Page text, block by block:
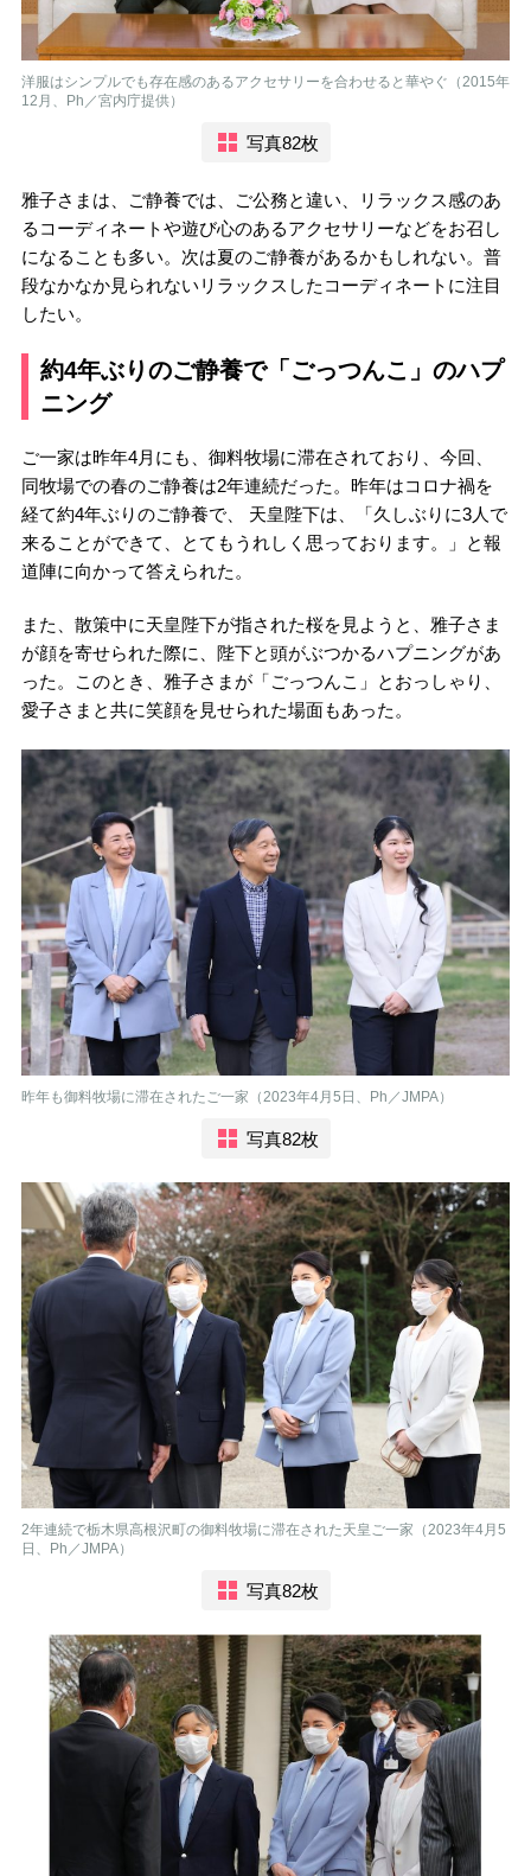
洋服はシンプルでも存在感のあるアクセサリーを合わせると華やぐ（2015年
12月、Ph／宮内庁提供）
写真82枚
雅子さまは、ご静養では、ご公務と違い、リラックス感のあ
るコーディネートや遊び心のあるアクセサリーなどをお召し
になることも多い。次は夏のご静養があるかもしれない。普
段なかなか見られないリラックスしたコーディネートに注目
したい。
約4年ぶりのご静養で「ごっつんこ」のハプ
ニング
ご一家は昨年4月にも、御料牧場に滞在されており、今回、
同牧場での春のご静養は2年連続だった。昨年はコロナ禍を
経て約4年ぶりのご静養で、 天皇陛下は、「久しぶりに3人で
来ることができて、とてもうれしく思っております。」と報
道陣に向かって答えられた。
また、散策中に天皇陛下が指された桜を見ようと、雅子さま
が顔を寄せられた際に、陛下と頭がぶつかるハプニングがあ
った。このとき、雅子さまが「ごっつんこ」とおっしゃり、
愛子さまと共に笑顔を見せられた場面もあった。
昨年も御料牧場に滞在されたご一家（2023年4月5日、Ph／JMPA）
写真82枚
2年連続で栃木県高根沢町の御料牧場に滞在された天皇ご一家（2023年4月5
日、Ph／JMPA）
写真82枚